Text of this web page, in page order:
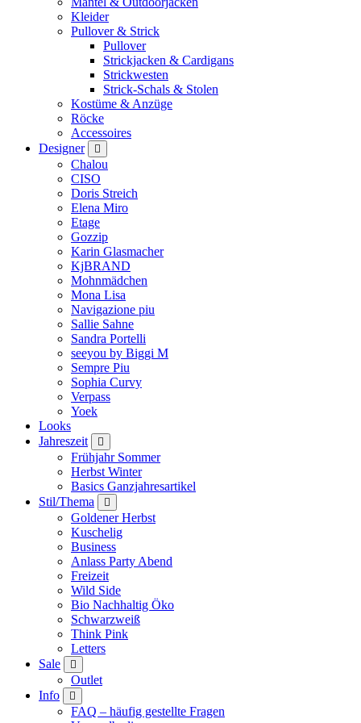
Kleider
Pullover & Strick
Pullover
Strickjacken & Cardigans
Strickwesten
Strick-Schals & Stolen
Kostüme & Anzüge
Röcke
Accessoires
Designer
Chalou
CISO
Doris Streich
Elena Miro
Etage
Gozzip
Karin Glasmacher
KjBRAND
Mohnmädchen
Mona Lisa
Navigazione piu
Sallie Sahne
Sandra Portelli
seeyou by Biggi M
Sempre Piu
Sophia Curvy
Verpass
Yoek
Looks
Jahreszeit
Frühjahr Sommer
Herbst Winter
Basics Ganzjahresartikel
Stil/Thema
Goldener Herbst
Kuschelig
Business
Anlass Party Abend
Freizeit
Wild Side
Bio Nachhaltig Öko
Schwarzweiß
Think Pink
Letters
Sale
Outlet
Info
FAQ – häufig gestellte Fragen